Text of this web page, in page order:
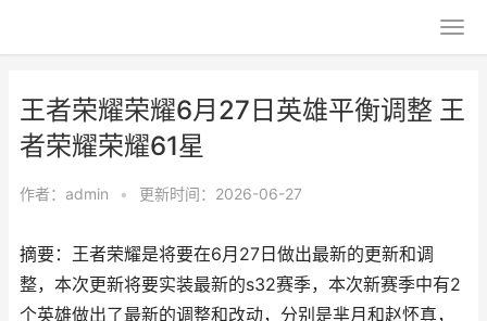
王者荣耀荣耀6月27日英雄平衡调整 王
者荣耀荣耀61星
作者： admin • 更新时间：2026-06-27
摘要：王者荣耀是将要在6月27日做出最新的更新和调
整，本次更新将要实装最新的s32赛季，本次新赛季中有2
个英雄做出了最新的调整和改动，分别是芈月和赵怀真，